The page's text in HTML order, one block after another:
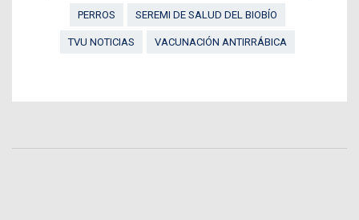
PERROS SEREMI DE SALUD DEL BIOBÍO
TVU NOTICIAS VACUNACIÓN ANTIRRÁBICA